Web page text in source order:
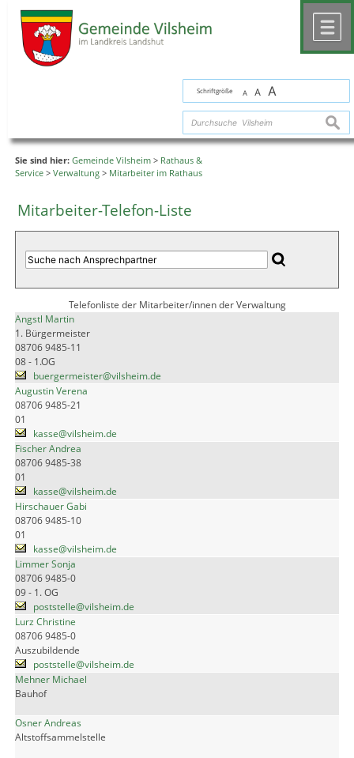
Schriftgröße A A A
Sie sind hier: Gemeinde Vilsheim > Rathaus &
Service > Verwaltung > Mitarbeiter im Rathaus
Mitarbeiter-Telefon-Liste
Telefonliste der Mitarbeiter/innen der Verwaltung
Angstl Martin
1. Bürgermeister
08706 9485-11
08 - 1.OG
buergermeister@vilsheim.de
Augustin Verena
08706 9485-21
01
kasse@vilsheim.de
Fischer Andrea
08706 9485-38
01
kasse@vilsheim.de
Hirschauer Gabi
08706 9485-10
01
kasse@vilsheim.de
Limmer Sonja
08706 9485-0
09 - 1. OG
poststelle@vilsheim.de
Lurz Christine
08706 9485-0
Auszubildende
poststelle@vilsheim.de
Mehner Michael
Bauhof
Osner Andreas
Altstoffsammelstelle